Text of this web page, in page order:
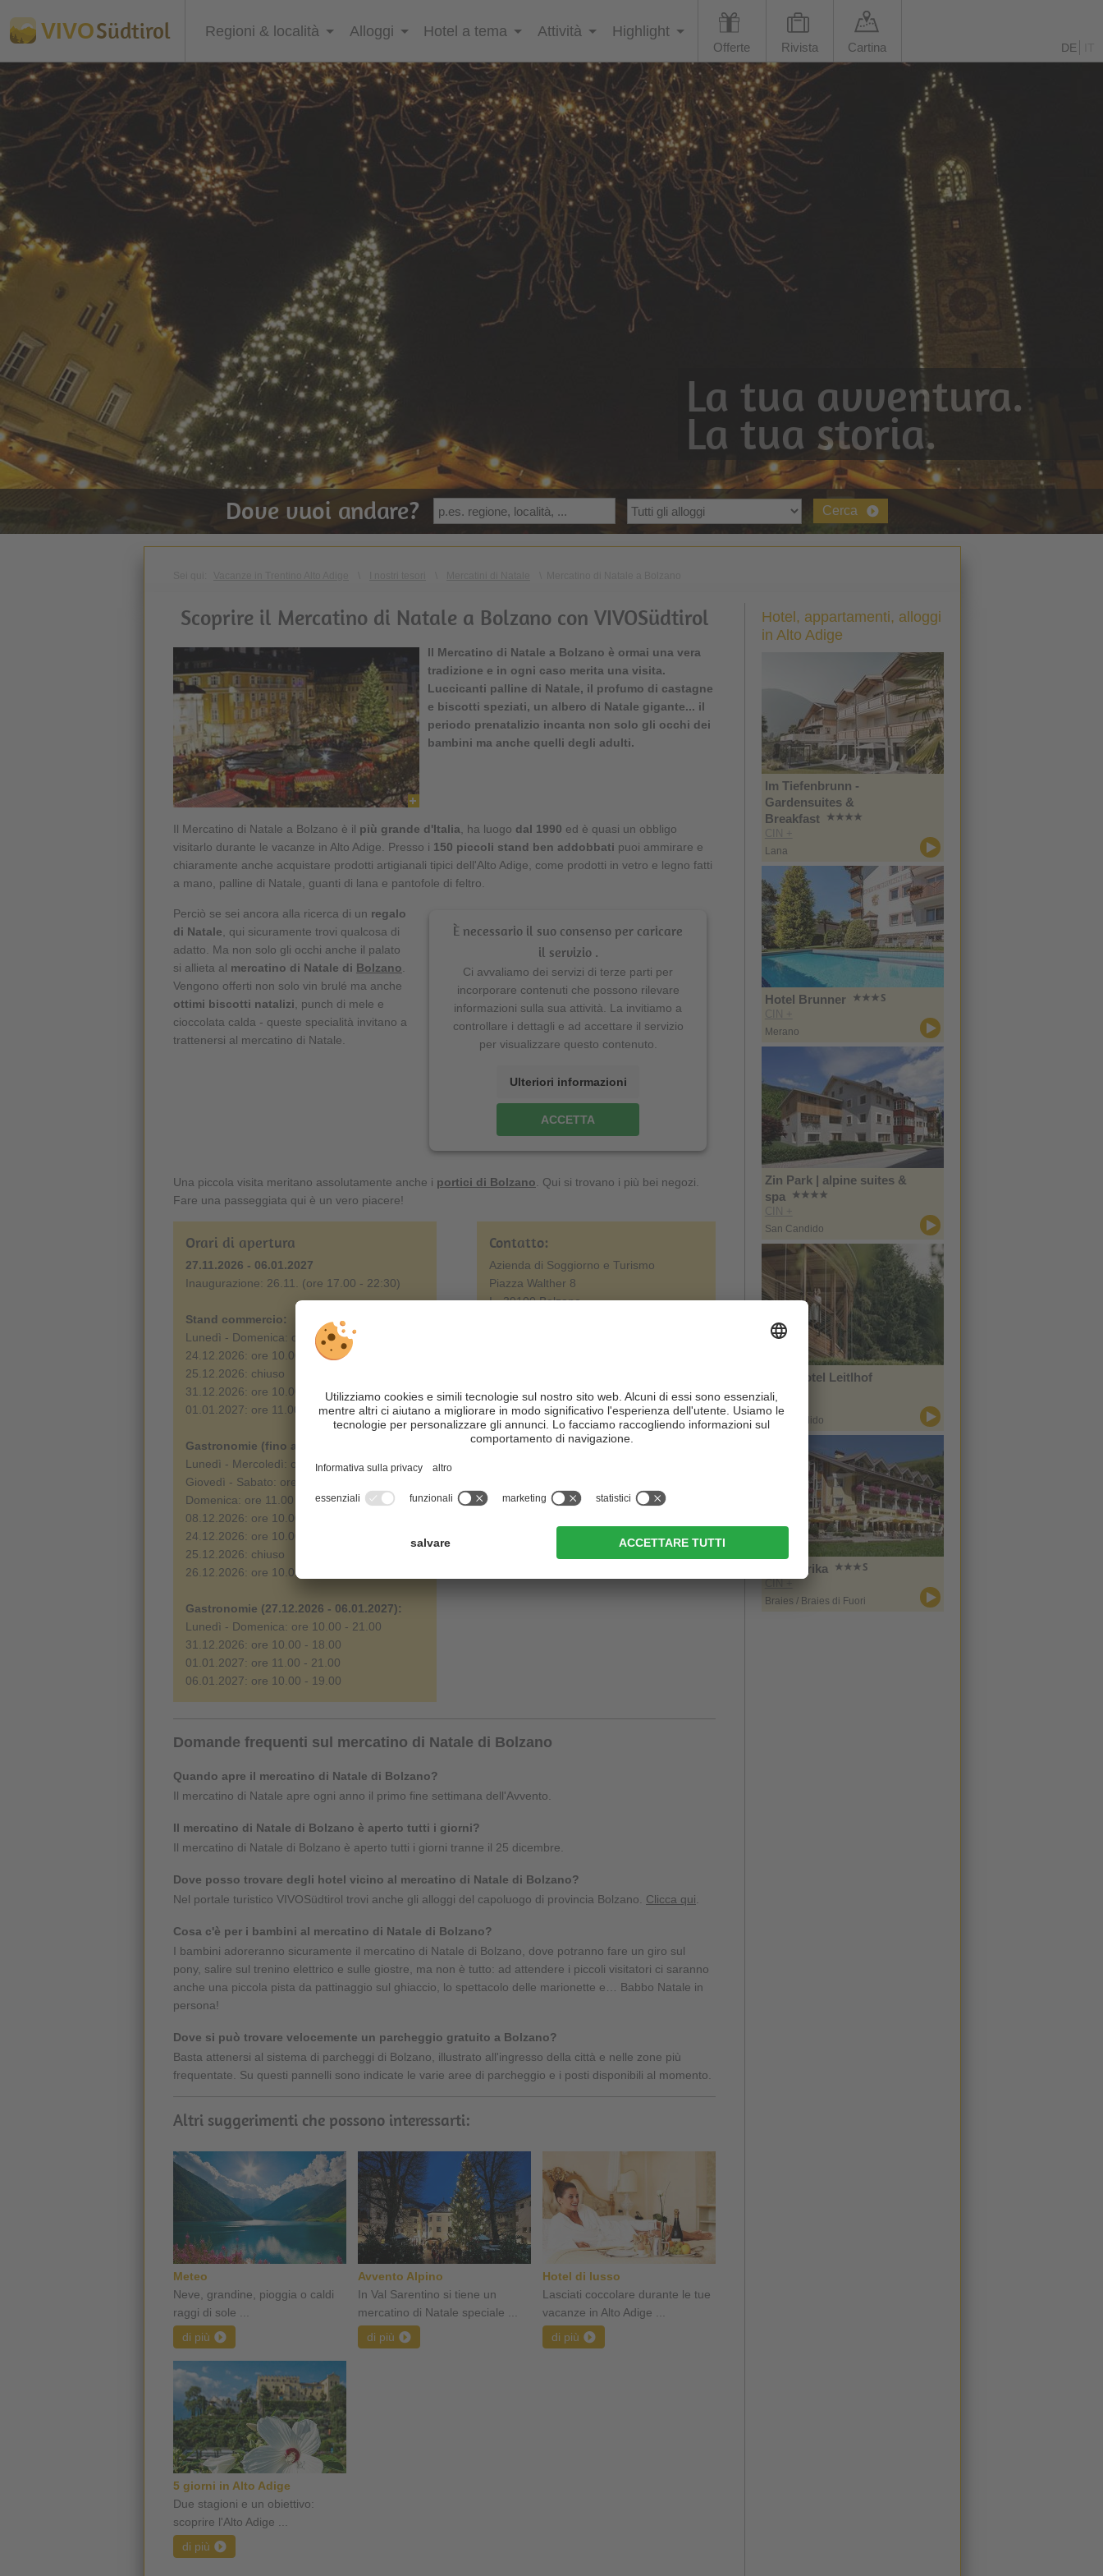
VIVOSüdtirol Regioni & località Alloggi Hotel a tema Attività Highlight
Offerte Rivista Cartina DE
La tua avventura.
La tua storia.
Dove vuoi andare? Cerca
Scoprire il Mercatino di Natale a Bolzano con VIVOSüdtirol
Il Mercatino di Natale a Bolzano è ormai una vera
tradizione e in ogni caso merita una visita.
Luccicanti palline di Natale, il profumo di castagne
e biscotti speziati, un albero di Natale gigante... il
periodo prenatalizio incanta non solo gli occhi dei
bambini ma anche quelli degli adulti.
Il Mercatino di Natale a Bolzano è il più grande d'Italia , ha luogo dal 1990 ed è quasi un obbligo
visitarlo durante le vacanze in Alto Adige. Presso i 150 piccoli stand ben addobbati puoi ammirare e
chiaramente anche acquistare prodotti artigianali tipici dell'Alto Adige, come prodotti in vetro e legno fatti
a mano, palline di Natale, guanti di lana e pantofole di feltro.
È necessario il suo consenso per caricare
il servizio .
Ci avvaliamo dei servizi di terze parti per
incorporare contenuti che possono rilevare
informazioni sulla sua attività. La invitiamo a
controllare i dettagli e ad accettare il servizio
per visualizzare questo contenuto.
Ulteriori informazioni
ACCETTA
Perciò se sei ancora alla ricerca di un regalo
di Natale , qui sicuramente trovi qualcosa di
adatto. Ma non solo gli occhi anche il palato
si allieta al mercatino di Natale di Bolzano
Vengono offerti non solo vin brulé ma anche
ottimi biscotti natalizi , punch di mele e
cioccolata calda - queste specialità invitano a
trattenersi al mercatino di Natale.
Una piccola visita meritano assolutamente anche i portici di Bolzano . Qui si trovano i più bei negozi.
Fare una passeggiata qui è un vero piacere!
Orari di apertura
27.11.2026 - 06.01.2027
Inaugurazione: 26.11. (ore 17.00 - 22:30)
Stand commercio:
Lunedì - Domenica: ore 10.00 - 19.00
24.12.2026: ore 10.00 - 16.00
25.12.2026: chiuso
31.12.2026: ore 10.00 - 18.00
01.01.2027: ore 11.00 - 19.00
Gastronomie (fino al 23.12.2026):
Lunedì - Mercoledì: ore 10.00 - 22.00
Giovedì - Sabato: ore 10.00 - 23.00
Domenica: ore 11.00 - 22.00
08.12.2026: ore 10.00 - 22.00
24.12.2026: ore 10.00 - 16.00
25.12.2026: chiuso
26.12.2026: ore 10.00 - 21.00
Gastronomie (27.12.2026 - 06.01.2027):
Lunedì - Domenica: ore 10.00 - 21.00
31.12.2026: ore 10.00 - 18.00
01.01.2027: ore 11.00 - 21.00
06.01.2027: ore 10.00 - 19.00
Contatto:
Azienda di Soggiorno e Turismo
Piazza Walther 8
I - 39100 Bolzano
Domande frequenti sul mercatino di Natale di Bolzano
Quando apre il mercatino di Natale di Bolzano?
Il mercatino di Natale apre ogni anno il primo fine settimana dell'Avvento.
Il mercatino di Natale di Bolzano è aperto tutti i giorni?
Il mercatino di Natale di Bolzano è aperto tutti i giorni tranne il 25 dicembre.
Dove posso trovare degli hotel vicino al mercatino di Natale di Bolzano?
Nel portale turistico VIVOSüdtirol trovi anche gli alloggi del capoluogo di provincia Bolzano. Clicca qui
Cosa c'è per i bambini al mercatino di Natale di Bolzano?
I bambini adoreranno sicuramente il mercatino di Natale di Bolzano, dove potranno fare un giro sul
pony, salire sul trenino elettrico e sulle giostre, ma non è tutto: ad attendere i piccoli visitatori ci saranno
anche una piccola pista da pattinaggio sul ghiaccio, lo spettacolo delle marionette e… Babbo Natale in
persona!
Dove si può trovare velocemente un parcheggio gratuito a Bolzano?
Basta attenersi al sistema di parcheggi di Bolzano, illustrato all'ingresso della città e nelle zone più
frequentate. Su questi pannelli sono indicate le varie aree di parcheggio e i posti disponibili al momento.
Altri suggerimenti che possono interessarti:
Meteo
Neve, grandine, pioggia o caldi
raggi di sole ...
di più
Avvento Alpino
In Val Sarentino si tiene un
mercatino di Natale speciale ...
di più
Hotel di lusso
Lasciati coccolare durante le tue
vacanze in Alto Adige ...
di più
5 giorni in Alto Adige
Due stagioni e un obiettivo:
scoprire l'Alto Adige ...
di più
Hotel, appartamenti, alloggi
in Alto Adige
Im Tiefenbrunn -
Gardensuites &
Breakfast
CIN +
Lana
Hotel Brunner
CIN +
Merano
Zin Park | alpine suites &
spa
CIN +
San Candido
Naturhotel Leitlhof
CIN +
San Candido
Hotel Erika
Braies / Braies di Fuori